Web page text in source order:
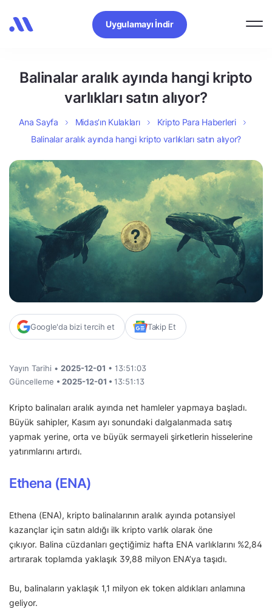
Uygulamayı İndir
Balinalar aralık ayında hangi kripto
varlıkları satın alıyor?
Ana Sayfa Midas’ın Kulakları
Kripto Para Haberleri
Balinalar aralık ayında hangi kripto varlıkları satın alıyor?
Google'da bizi tercih et Takip Et
Yayın Tarihi • 2025-12-01 • 13:51:03
Güncelleme • 2025-12-01 • 13:51:13
Kripto balinaları aralık ayında net hamleler yapmaya başladı.
Büyük sahipler, Kasım ayı sonundaki dalgalanmada satış
yapmak yerine, orta ve büyük sermayeli şirketlerin hisselerine
yatırımlarını artırdı.
Ethena (ENA)
Ethena (ENA), kripto balinalarının aralık ayında potansiyel
kazançlar için satın aldığı ilk kripto varlık olarak öne
çıkıyor. Balina cüzdanları geçtiğimiz hafta ENA varlıklarını %2,84
artırarak toplamda yaklaşık 39,88 milyon ENA’ya taşıdı.
Bu, balinaların yaklaşık 1,1 milyon ek token aldıkları anlamına
geliyor.